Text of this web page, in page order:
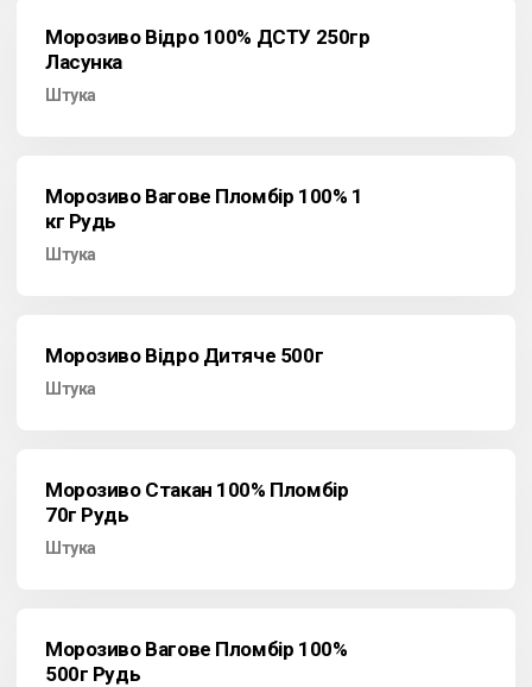
Морозиво Відро 100% ДСТУ 250гр
Ласунка
Штука
Морозиво Вагове Пломбір 100% 1
кг Рудь
Штука
Морозиво Відро Дитяче 500г
Штука
Морозиво Стакан 100% Пломбір
70г Рудь
Штука
Морозиво Вагове Пломбір 100%
500г Рудь